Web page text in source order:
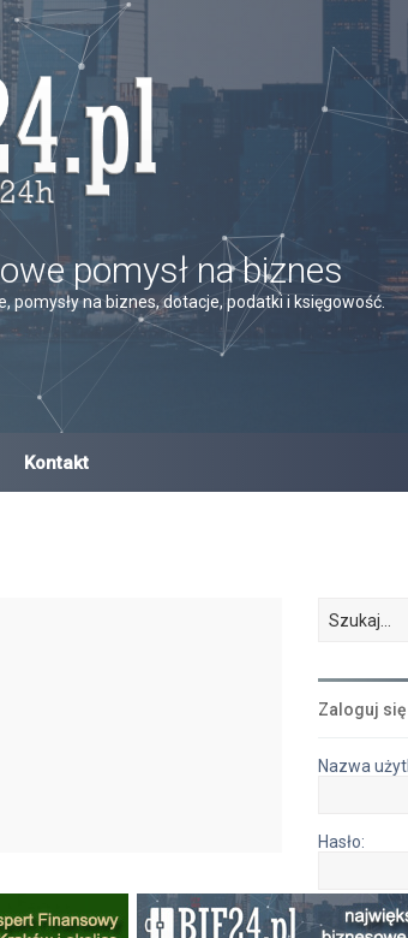
pomysł na biznes
na biznes, dotacje, podatki i księgowość.
Kontakt
Zaloguj się
Nazwa
Hasło: